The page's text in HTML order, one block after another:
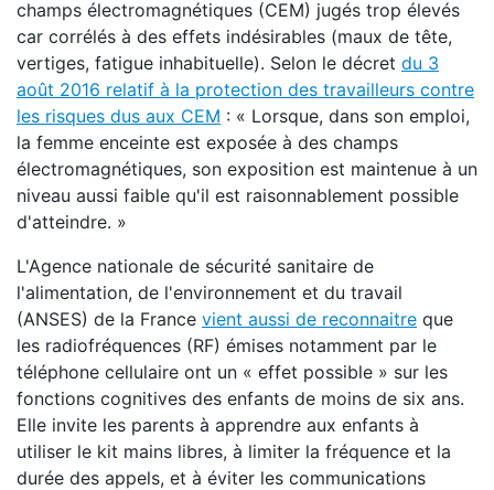
champs électromagnétiques (CEM) jugés trop élevés
car corrélés à des effets indésirables (maux de tête,
vertiges, fatigue inhabituelle). Selon le décret du 3
août 2016 relatif à la protection des travailleurs contre
les risques dus aux CEM : « Lorsque, dans son emploi,
la femme enceinte est exposée à des champs
électromagnétiques, son exposition est maintenue à un
niveau aussi faible qu'il est raisonnablement possible
d'atteindre. »
L'Agence nationale de sécurité sanitaire de
l'alimentation, de l'environnement et du travail
(ANSES) de la France vient aussi de reconnaitre que
les radiofréquences (RF) émises notamment par le
téléphone cellulaire ont un « effet possible » sur les
fonctions cognitives des enfants de moins de six ans.
Elle invite les parents à apprendre aux enfants à
utiliser le kit mains libres, à limiter la fréquence et la
durée des appels, et à éviter les communications